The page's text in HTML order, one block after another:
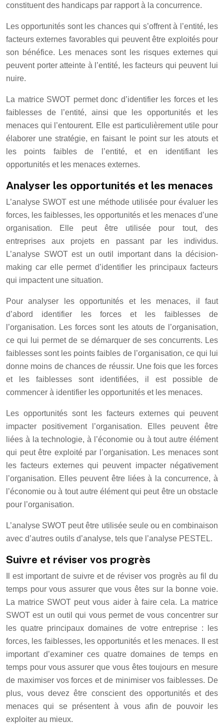
constituent des handicaps par rapport à la concurrence.
Les opportunités sont les chances qui s’offrent à l’entité, les
facteurs externes favorables qui peuvent être exploités pour
son bénéfice. Les menaces sont les risques externes qui
peuvent porter atteinte à l’entité, les facteurs qui peuvent lui
nuire.
La matrice SWOT permet donc d’identifier les forces et les
faiblesses de l’entité, ainsi que les opportunités et les
menaces qui l’entourent. Elle est particulièrement utile pour
élaborer une stratégie, en faisant le point sur les atouts et
les points faibles de l’entité, et en identifiant les
opportunités et les menaces externes.
Analyser les opportunités et les menaces
L’analyse SWOT est une méthode utilisée pour évaluer les
forces, les faiblesses, les opportunités et les menaces d’une
organisation. Elle peut être utilisée pour tout, des
entreprises aux projets en passant par les individus.
L’analyse SWOT est un outil important dans la décision-
making car elle permet d’identifier les principaux facteurs
qui impactent une situation.
Pour analyser les opportunités et les menaces, il faut
d’abord identifier les forces et les faiblesses de
l’organisation. Les forces sont les atouts de l’organisation,
ce qui lui permet de se démarquer de ses concurrents. Les
faiblesses sont les points faibles de l’organisation, ce qui lui
donne moins de chances de réussir. Une fois que les forces
et les faiblesses sont identifiées, il est possible de
commencer à identifier les opportunités et les menaces.
Les opportunités sont les facteurs externes qui peuvent
impacter positivement l’organisation. Elles peuvent être
liées à la technologie, à l’économie ou à tout autre élément
qui peut être exploité par l’organisation. Les menaces sont
les facteurs externes qui peuvent impacter négativement
l’organisation. Elles peuvent être liées à la concurrence, à
l’économie ou à tout autre élément qui peut être un obstacle
pour l’organisation.
L’analyse SWOT peut être utilisée seule ou en combinaison
avec d’autres outils d’analyse, tels que l’analyse PESTEL.
Suivre et réviser vos progrès
Il est important de suivre et de réviser vos progrès au fil du
temps pour vous assurer que vous êtes sur la bonne voie.
La matrice SWOT peut vous aider à faire cela. La matrice
SWOT est un outil qui vous permet de vous concentrer sur
les quatre principaux domaines de votre entreprise : les
forces, les faiblesses, les opportunités et les menaces. Il est
important d’examiner ces quatre domaines de temps en
temps pour vous assurer que vous êtes toujours en mesure
de maximiser vos forces et de minimiser vos faiblesses. De
plus, vous devez être conscient des opportunités et des
menaces qui se présentent à vous afin de pouvoir les
exploiter au mieux.